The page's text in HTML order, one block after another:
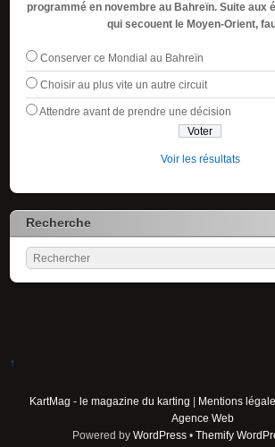
programmé en novembre au Bahreïn. Suite aux
qui secouent le Moyen-Orient,
Conserver ce Mondial au Bahreïn
Choisir au plus vite un autre circuit
Attendre avant de prendre une décision
Voir les résultats
Recherche
↑
KartMag - le magazine du karting Mentions
Agence Web
Powered by WordPress • Themify